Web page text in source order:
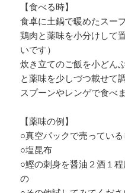
【食べる時】
食卓に土鍋で暖めたスー
鶏肉と薬味を小分けして
いです）
炊き立てのご飯を小どん
と薬味を少しづつ載せて
スプーンやレンゲで食べま
【薬味の例】
○真空パックで売ってい
○塩昆布
○鰹の刺身を醤油２酒１
の